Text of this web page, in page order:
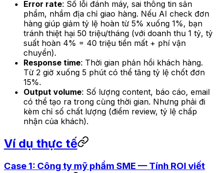
Error rate: Số lỗi đánh máy, sai thông tin sản
phẩm, nhầm địa chỉ giao hàng. Nếu AI check đơn
hàng giúp giảm tỷ lệ hoàn từ 5% xuống 1%, bạn
tránh thiệt hại 50 triệu/tháng (với doanh thu 1 tỷ, tỷ
suất hoàn 4% = 40 triệu tiền mất + phí vận
chuyển).
Response time: Thời gian phản hồi khách hàng.
Từ 2 giờ xuống 5 phút có thể tăng tỷ lệ chốt đơn
15%.
Output volume: Số lượng content, báo cáo, email
có thể tạo ra trong cùng thời gian. Nhưng phải đi
kèm chỉ số chất lượng (điểm review, tỷ lệ chấp
nhận của khách).
Ví dụ thực tế
Case 1: Công ty mỹ phẩm SME — Tính ROI viết